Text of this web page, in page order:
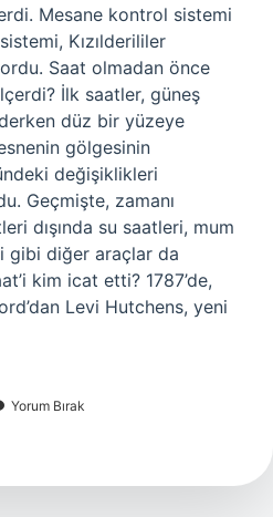
Mesane kontrol sistemi
Kızılderililer
Saat olmadan önce
İlk saatler, güneş
düz bir yüzeye
gölgesinin
değişiklikleri
Geçmişte, zamanı
dışında su saatleri, mum
gibi diğer araçlar da
kim icat etti? 1787’de,
Levi Hutchens, yeni
Yorum Bırak